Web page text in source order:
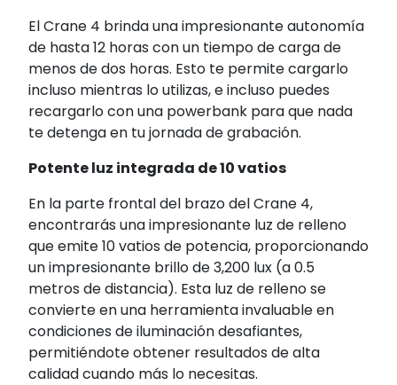
El Crane 4 brinda una impresionante autonomía
de hasta 12 horas con un tiempo de carga de
menos de dos horas. Esto te permite cargarlo
incluso mientras lo utilizas, e incluso puedes
recargarlo con una powerbank para que nada
te detenga en tu jornada de grabación.
Potente luz integrada de 10 vatios
En la parte frontal del brazo del Crane 4,
encontrarás una impresionante luz de relleno
que emite 10 vatios de potencia, proporcionando
un impresionante brillo de 3,200 lux (a 0.5
metros de distancia). Esta luz de relleno se
convierte en una herramienta invaluable en
condiciones de iluminación desafiantes,
permitiéndote obtener resultados de alta
calidad cuando más lo necesitas.